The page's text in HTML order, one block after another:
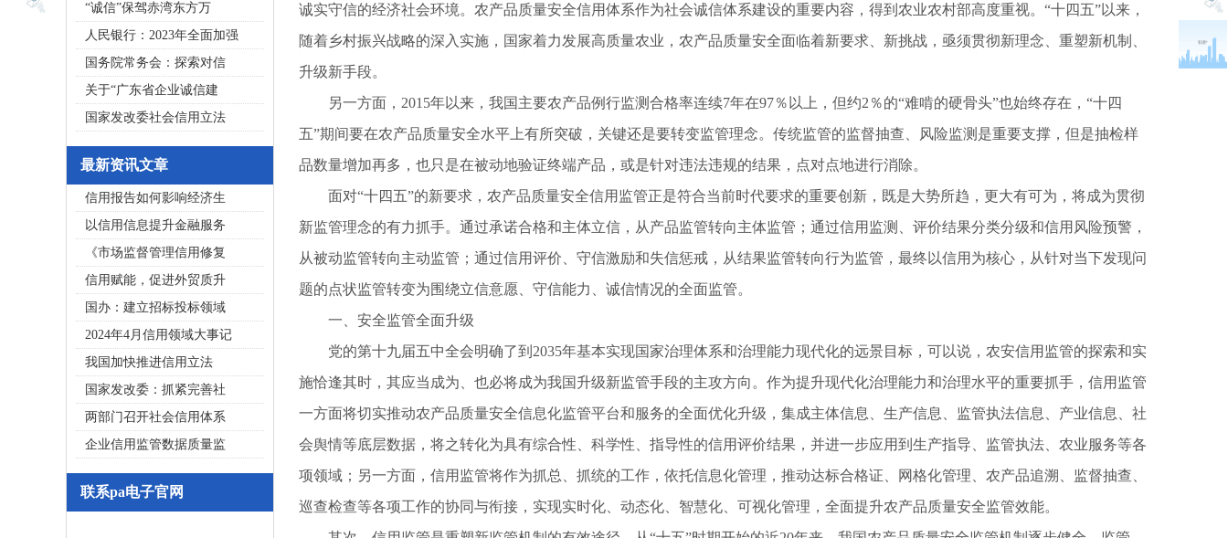
“诚信”保驾赤湾东方万
人民银行：2023年全面加强
国务院常务会：探索对信
关于“广东省企业诚信建
国家发改委社会信用立法
最新资讯文章
信用报告如何影响经济生
以信用信息提升金融服务
《市场监督管理信用修复
信用赋能，促进外贸质升
国办：建立招标投标领域
2024年4月信用领域大事记
我国加快推进信用立法
国家发改委：抓紧完善社
两部门召开社会信用体系
企业信用监管数据质量监
联系pa电子官网
诚实守信的经济社会环境。农产品质量安全信用体系作为社会诚信体系建设的重要内容，得到农业农村部高度重视。“十四五”以来，
随着乡村振兴战略的深入实施，国家着力发展高质量农业，农产品质量安全面临着新要求、新挑战，亟须贯彻新理念、重塑新机制、
升级新手段。
另一方面，2015年以来，我国主要农产品例行监测合格率连续7年在97％以上，但约2％的“难啃的硬骨头”也始终存在，“十四
五”期间要在农产品质量安全水平上有所突破，关键还是要转变监管理念。传统监管的监督抽查、风险监测是重要支撑，但是抽检样
品数量增加再多，也只是在被动地验证终端产品，或是针对违法违规的结果，点对点地进行消除。
面对“十四五”的新要求，农产品质量安全信用监管正是符合当前时代要求的重要创新，既是大势所趋，更大有可为，将成为贯彻
新监管理念的有力抓手。通过承诺合格和主体立信，从产品监管转向主体监管；通过信用监测、评价结果分类分级和信用风险预警，
从被动监管转向主动监管；通过信用评价、守信激励和失信惩戒，从结果监管转向行为监管，最终以信用为核心，从针对当下发现问
题的点状监管转变为围绕立信意愿、守信能力、诚信情况的全面监管。
一、安全监管全面升级
党的第十九届五中全会明确了到2035年基本实现国家治理体系和治理能力现代化的远景目标，可以说，农安信用监管的探索和实
施恰逢其时，其应当成为、也必将成为我国升级新监管手段的主攻方向。作为提升现代化治理能力和治理水平的重要抓手，信用监管
一方面将切实推动农产品质量安全信息化监管平台和服务的全面优化升级，集成主体信息、生产信息、监管执法信息、产业信息、社
会舆情等底层数据，将之转化为具有综合性、科学性、指导性的信用评价结果，并进一步应用到生产指导、监管执法、农业服务等各
项领域；另一方面，信用监管将作为抓总、抓统的工作，依托信息化管理，推动达标合格证、网格化管理、农产品追溯、监督抽查、
巡查检查等各项工作的协同与衔接，实现实时化、动态化、智慧化、可视化管理，全面提升农产品质量安全监管效能。